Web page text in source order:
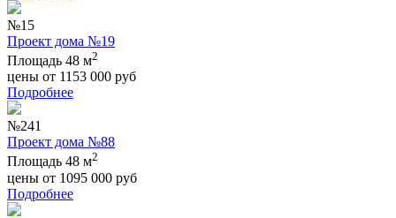
№15
Проект дома №19
Площадь 48 м2
цены от 1153 000 руб
Подробнее
№241
Проект дома №88
Площадь 48 м2
цены от 1095 000 руб
Подробнее